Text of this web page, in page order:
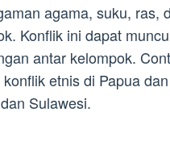
agama, suku, ras,
Konflik ini dapat
antar kelompok.
etnis di Papua
Sulawesi.